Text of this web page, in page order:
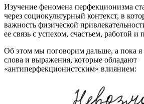
Изучение феномена перфекционизма
через социокультурный контекст, в
важность физической
ее связь с успехом, счастьем, работой и
Об этом мы поговорим дальше, а пока я
слова и выражения, которые обладают
«антиперфекционистским» влиянием: